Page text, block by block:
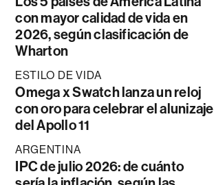
con mayor calidad de vida en
2026, según clasificación de
Wharton
ESTILO DE VIDA
Omega x Swatch lanza un reloj
con oro para celebrar el alunizaje
del Apollo 11
ARGENTINA
IPC de julio 2026: de cuánto